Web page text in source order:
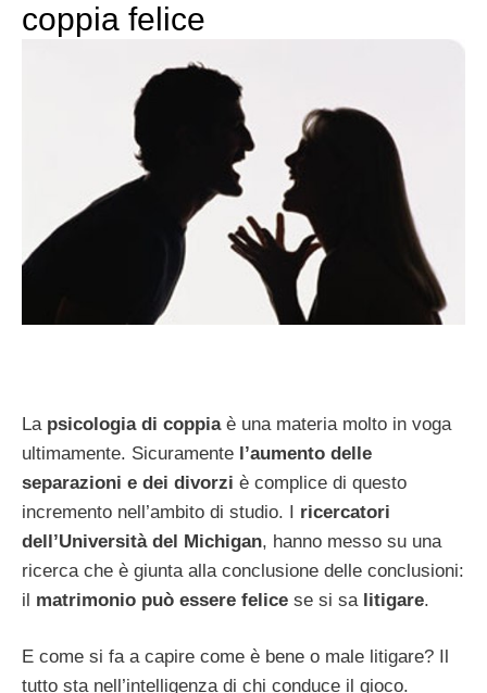
coppia felice
La psicologia di coppiaè una materia molto in voga
ultimamente. Sicuramente l’aumento delle
separazioni e dei divorzi è complice di questo
incremento nell’ambito di studio. I ricercatori
dell’Università del Michigan, hanno messo su una
ricerca che è giunta alla conclusione delle conclusioni:
il matrimonio può essere felice se si sa litigare.
E come si fa a capire come è bene o male litigare? Il
tutto sta nell’intelligenza di chi conduce il gioco.